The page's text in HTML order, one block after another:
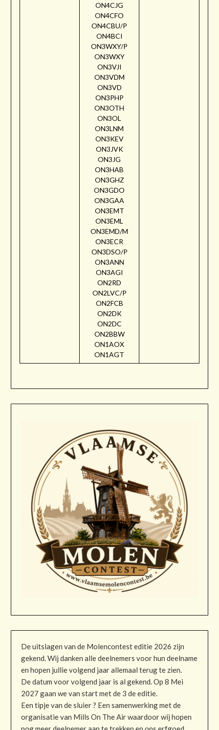
ON4CJG
ON4CFO
ON4CBU/P
ON4BCI
ON3WXY/P
ON3WXY
ON3VJI
ON3VDM
ON3VD
ON3PHP
ON3OTH
ON3OL
ON3LNM
ON3KEV
ON3JVK
ON3JG
ON3HAB
ON3GHZ
ON3GDO
ON3GAA
ON3EMT
ON3EML
ON3EMD/M
ON3ECR
ON3DSO/P
ON3ANN
ON3AGI
ON2RD
ON2LVC/P
ON2FCB
ON2DK
ON2DC
ON2BBW
ON1AOX
ON1AGT
De uitslagen van de Molencontest editie 2026 zijn
gekend. Wij danken alle deelnemers voor hun deelname
en hopen jullie volgend jaar allemaal terug te zien.
De datum voor volgend jaar is al gekend. Op 8 Mei
2027 gaan we van start met de 3 de editie.
Een tipje van de sluier ? Een samenwerking met de
organisatie van Mills On The Air waardoor wij hopen